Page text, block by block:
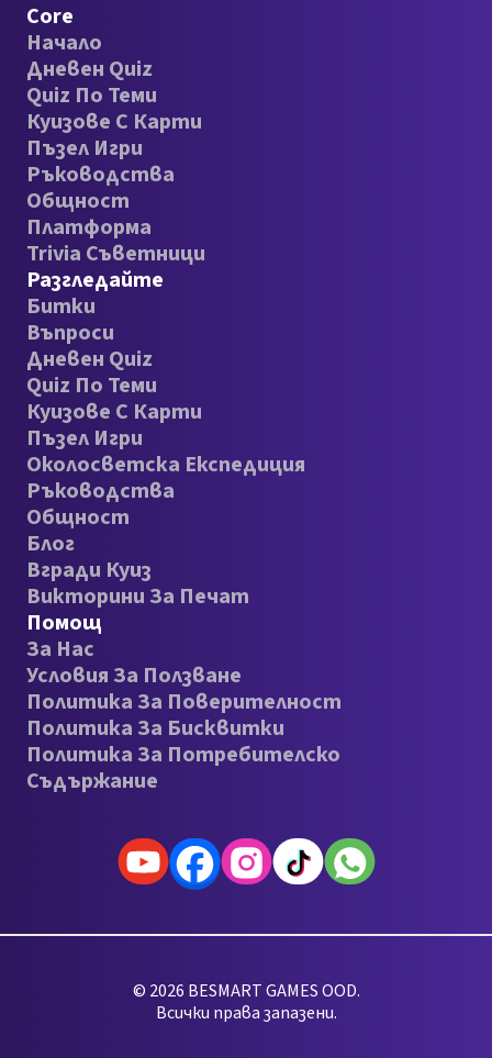
Core
Начало
Дневен Quiz
Quiz По Теми
Куизове С Карти
Пъзел Игри
Ръководства
Общност
Платформа
Trivia Съветници
Разгледайте
Битки
Въпроси
Дневен Quiz
Quiz По Теми
Куизове С Карти
Пъзел Игри
Околосветска Експедиция
Ръководства
Общност
Блог
Вгради Куиз
Викторини За Печат
Помощ
За Нас
Условия За Ползване
Политика За Поверителност
Политика За Бисквитки
Политика За Потребителско
Съдържание
© 2026 BESMART GAMES OOD.
Всички права запазени.